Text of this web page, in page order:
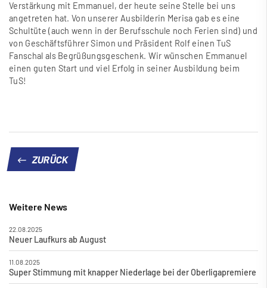
Verstärkung mit Emmanuel, der heute seine Stelle bei uns
angetreten hat. Von unserer Ausbilderin Merisa gab es eine
Schultüte (auch wenn in der Berufsschule noch Ferien sind) und
von Geschäftsführer Simon und Präsident Rolf einen TuS
Fanschal als Begrüßungsgeschenk. Wir wünschen Emmanuel
einen guten Start und viel Erfolg in seiner Ausbildung beim
TuS!
ZURÜCK
Weitere News
22.08.2025
Neuer Laufkurs ab August
11.08.2025
Super Stimmung mit knapper Niederlage bei der Oberligapremiere